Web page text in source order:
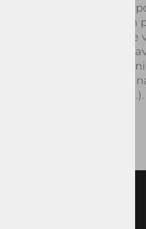
V zadnjih desetletjih se je
proizvedli 8,3 milijarde ton
V Evropi večino plastike
90% plastične embalaže
Uporaba nekaterih
2021 v Sloveniji
mešalne palčke za pijačo…).